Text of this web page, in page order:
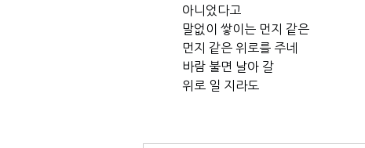
아니었다고
말없이 쌓이는 먼지 같은
먼지 같은 위로를 주네
바람 불면 날아 갈
위로 일 지라도